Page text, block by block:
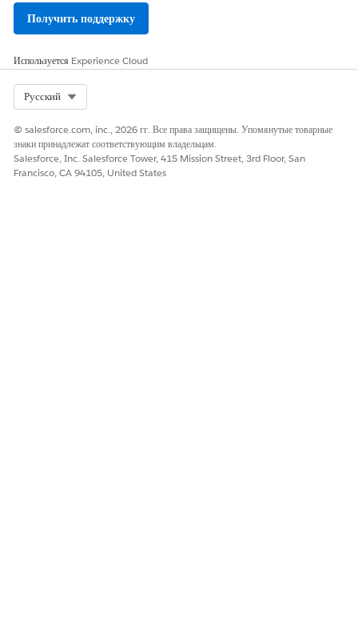
Получить поддержку
Используется Experience Cloud
Русский
© salesforce.com, inc., 2026 гг. Все права защищены. Упомянутые товарные
знаки принадлежат соответствующим владельцам.
Salesforce, Inc. Salesforce Tower, 415 Mission Street, 3rd Floor, San
Francisco, CA 94105, United States